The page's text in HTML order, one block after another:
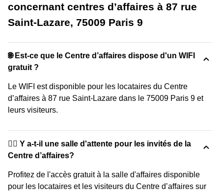
concernant centres d’affaires à 87 rue
Saint-Lazare, 75009 Paris 9
🌐 Est-ce que le Centre d’affaires dispose d'un WIFI
gratuit ?
Le WIFI est disponible pour les locataires du Centre
d’affaires à 87 rue Saint-Lazare dans le 75009 Paris 9 et
leurs visiteurs.
🙋‍♀️ Y a-t-il une salle d'attente pour les invités de la
Centre d’affaires?
Profitez de l'accès gratuit à la salle d'affaires disponible
pour les locataires et les visiteurs du Centre d’affaires sur